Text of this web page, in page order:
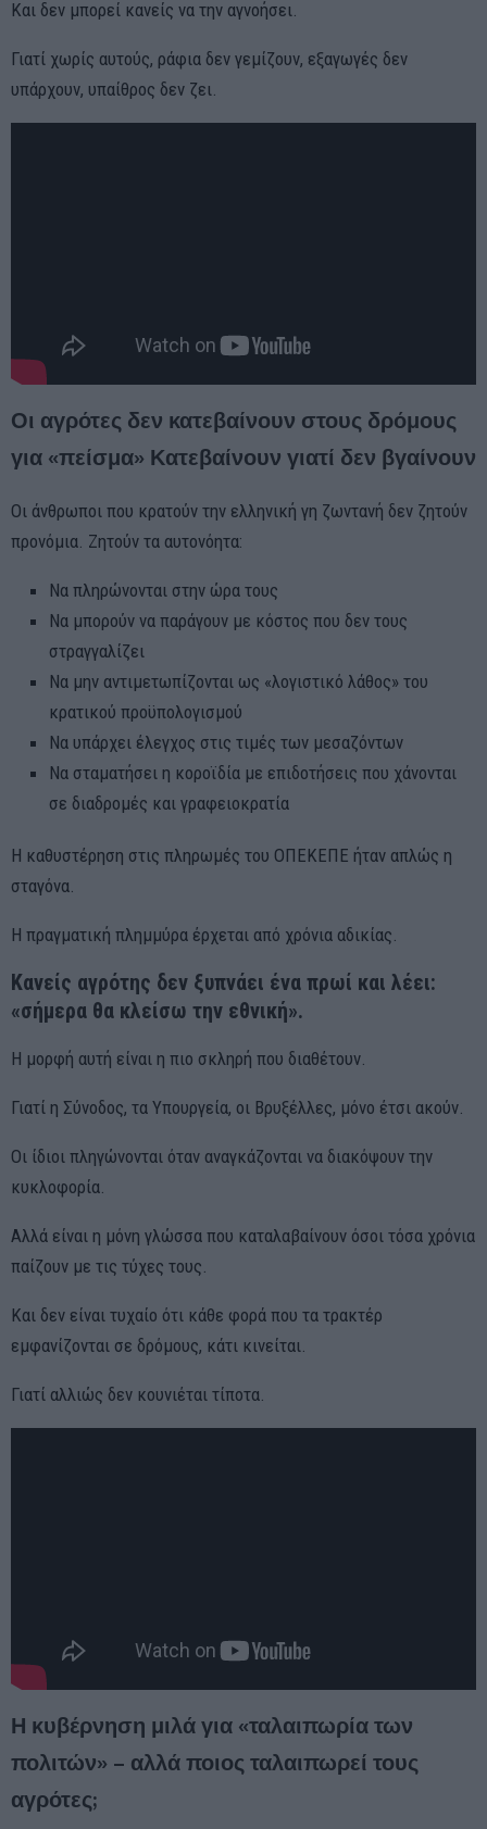
Και δεν μπορεί κανείς να την αγνοήσει.
Γιατί χωρίς αυτούς, ράφια δεν γεμίζουν, εξαγωγές δεν
υπάρχουν, υπαίθρος δεν ζει.
Οι αγρότες δεν κατεβαίνουν στους δρόμους
για «πείσμα» Κατεβαίνουν γιατί δεν βγαίνουν
Οι άνθρωποι που κρατούν την ελληνική γη ζωντανή δεν ζητούν
προνόμια. Ζητούν τα αυτονόητα:
Να πληρώνονται στην ώρα τους
Να μπορούν να παράγουν με κόστος που δεν τους
στραγγαλίζει
Να μην αντιμετωπίζονται ως «λογιστικό λάθος» του
κρατικού προϋπολογισμού
Να υπάρχει έλεγχος στις τιμές των μεσαζόντων
Να σταματήσει η κοροϊδία με επιδοτήσεις που χάνονται
σε διαδρομές και γραφειοκρατία
Η καθυστέρηση στις πληρωμές του ΟΠΕΚΕΠΕ ήταν απλώς η
σταγόνα.
Η πραγματική πλημμύρα έρχεται από χρόνια αδικίας.
Κανείς αγρότης δεν ξυπνάει ένα πρωί και λέει:
«σήμερα θα κλείσω την εθνική».
Η μορφή αυτή είναι η πιο σκληρή που διαθέτουν.
Γιατί η Σύνοδος, τα Υπουργεία, οι Βρυξέλλες, μόνο έτσι ακούν.
Οι ίδιοι πληγώνονται όταν αναγκάζονται να διακόψουν την
κυκλοφορία.
Αλλά είναι η μόνη γλώσσα που καταλαβαίνουν όσοι τόσα χρόνια
παίζουν με τις τύχες τους.
Και δεν είναι τυχαίο ότι κάθε φορά που τα τρακτέρ
εμφανίζονται σε δρόμους, κάτι κινείται.
Γιατί αλλιώς δεν κουνιέται τίποτα.
Η κυβέρνηση μιλά για «ταλαιπωρία των
πολιτών» – αλλά ποιος ταλαιπωρεί τους
αγρότες;